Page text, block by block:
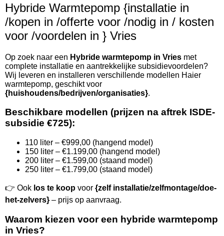
Hybride Warmtepomp {installatie in
/kopen in /offerte voor /nodig in / kosten
voor /voordelen in } Vries
Op zoek naar een Hybride warmtepomp in Vries met
complete installatie en aantrekkelijke subsidievoordelen?
Wij leveren en installeren verschillende modellen Haier
warmtepomp, geschikt voor
{huishoudens/bedrijven/organisaties}.
Beschikbare modellen (prijzen na aftrek ISDE-
subsidie €725):
110 liter – €999,00 (hangend model)
150 liter – €1.199,00 (hangend model)
200 liter – €1.599,00 (staand model)
250 liter – €1.799,00 (staand model)
👉 Ook los te koop voor {zelf installatie/zelfmontage/doe-
het-zelvers} – prijs op aanvraag.
Waarom kiezen voor een hybride warmtepomp
in Vries?